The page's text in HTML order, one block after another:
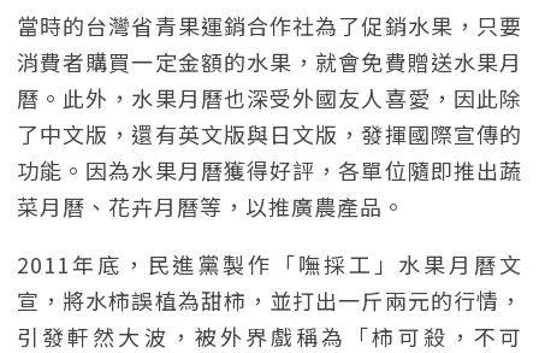
當時的台灣省青果運銷合作社為了促銷水果，只要
消費者購買一定金額的水果，就會免費贈送水果月
曆。此外，水果月曆也深受外國友人喜愛，因此除
了中文版，還有英文版與日文版，發揮國際宣傳的
功能。因為水果月曆獲得好評，各單位隨即推出蔬
菜月曆、花卉月曆等，以推廣農產品。
2011年底，民進黨製作「嘸採工」水果月曆文
宣，將水柿誤植為甜柿，並打出一斤兩元的行情，
引發軒然大波，被外界戲稱為「柿可殺，不可